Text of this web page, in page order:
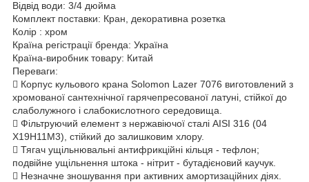
Відвід води: 3/4 дюйма
Комплект поставки: Кран, декоративна розетка
Колір : хром
Країна регістрації бренда: Україна
Країна-виробник товару: Китай
Переваги:
 Корпус кульового крана Solomon Lazer 7076 виготовлений з
хромованої сантехнічної гарячепресованої латуні, стійкої до
слаболужного і слабокислотного середовища.
 Фільтруючий елемент з нержавіючої сталі AISI 316 (04
X19H11M3), стійкий до залишковим хлору.
 Тягач ущільнювальні антифрикційні кільця - тефлон;
подвійне ущільнення штока - нітрит - бутадієновий каучук.
 Незначне зношування при активних амортизаційних діях.